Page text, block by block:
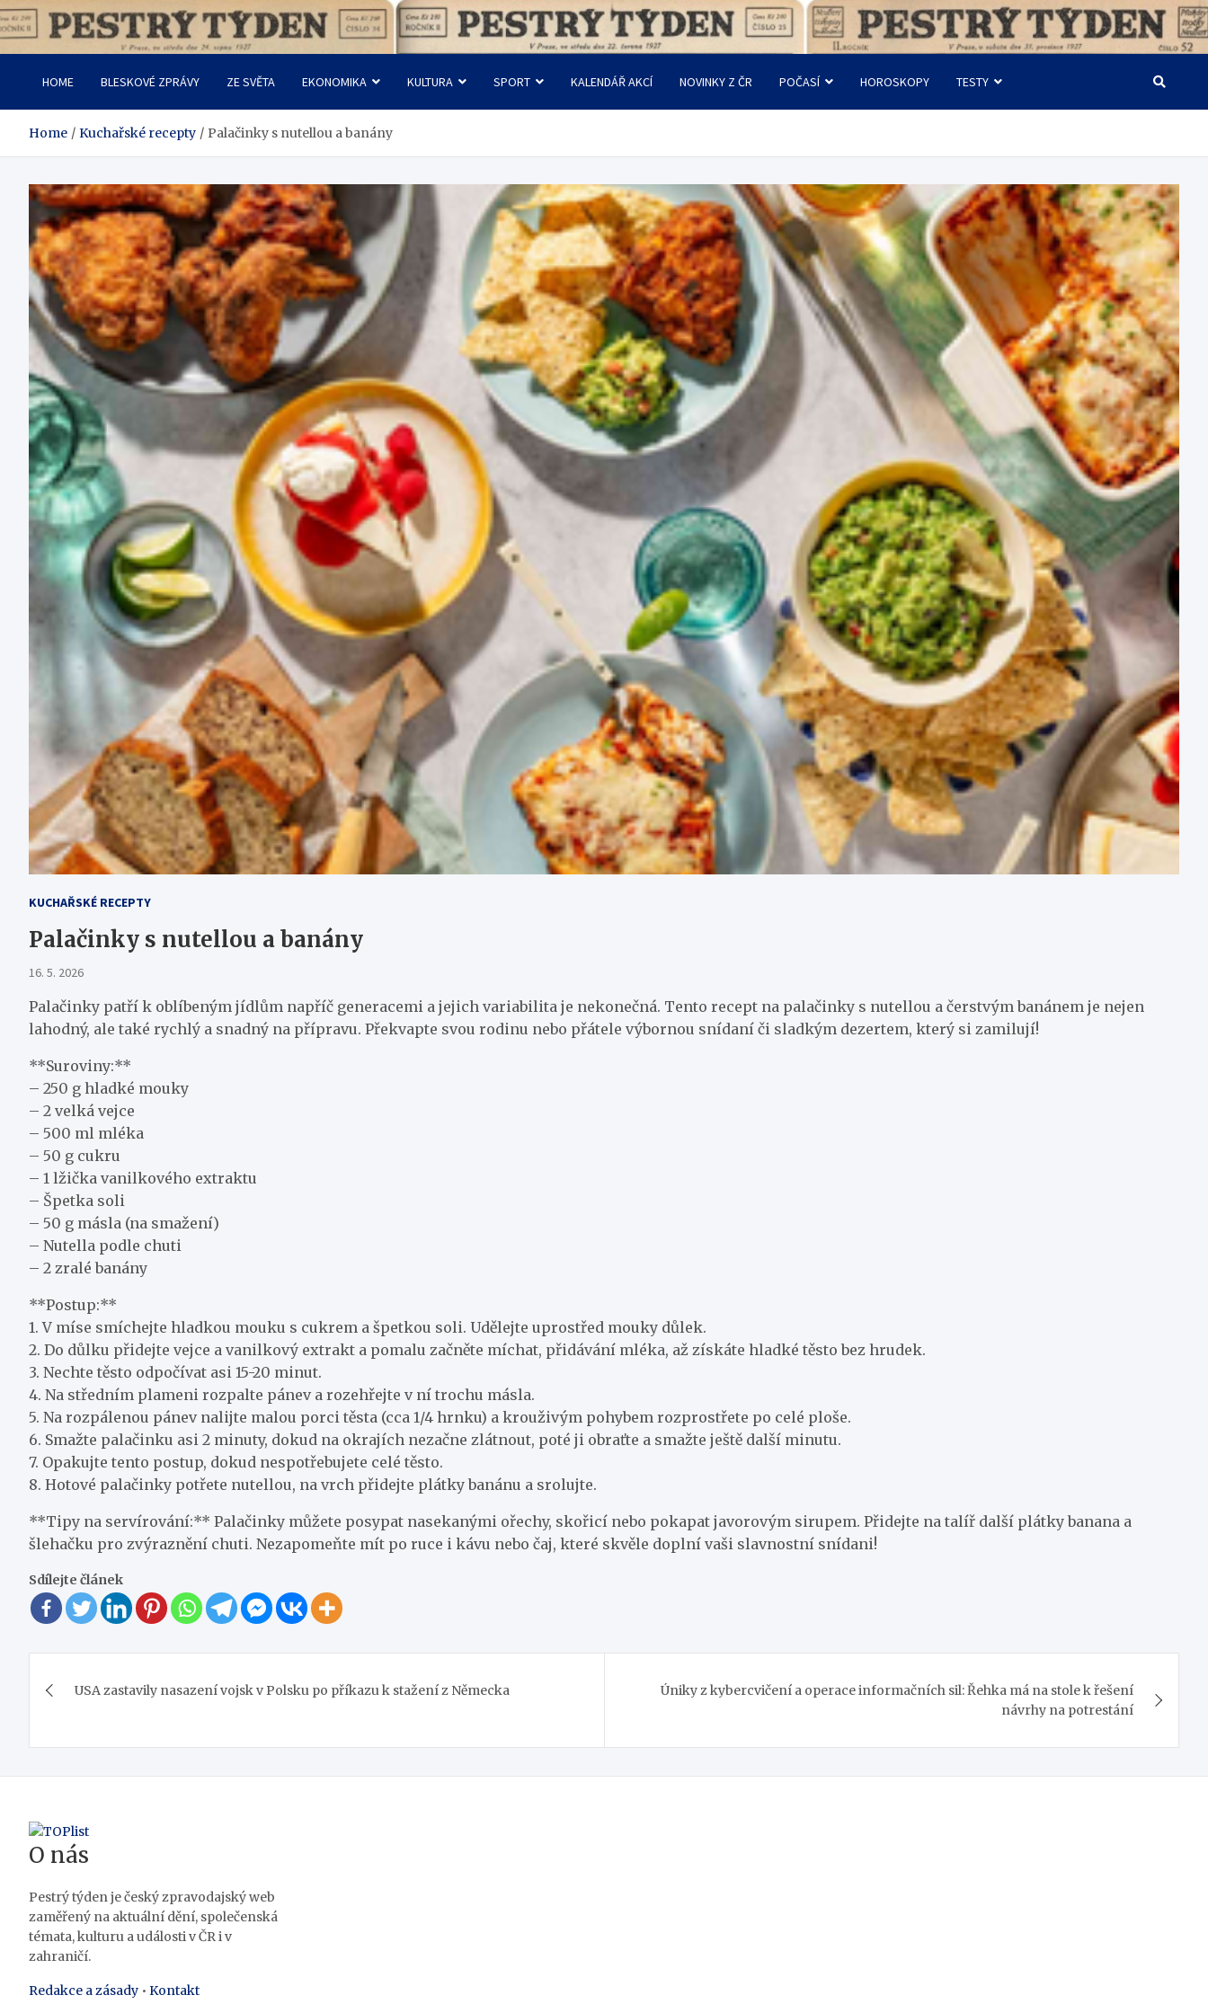
Skip
to
Pestrý Týden
HOME BLESKOVÉ ZPRÁVY ZE SVĚTA EKONOMIKA KULTURA SPORT KALENDÁŘ AKCÍ NOVINKY Z ČR POČASÍ HOROSKOPY TESTY
Home Kuchařské recepty Palačinky s nutellou a banány
KUCHAŘSKÉ RECEPTY
Palačinky s nutellou a banány
16. 5. 2026
Palačinky patří k oblíbeným jídlům napříč generacemi a jejich variabilita je nekonečná. Tento recept na palačinky s nutellou a čerstvým banánem je nejen
lahodný, ale také rychlý a snadný na přípravu. Překvapte svou rodinu nebo přátele výbornou snídaní či sladkým dezertem, který si zamilují!
**Suroviny:**
– 250 g hladké mouky
– 2 velká vejce
– 500 ml mléka
– 50 g cukru
– 1 lžička vanilkového extraktu
– Špetka soli
– 50 g másla (na smažení)
– Nutella podle chuti
– 2 zralé banány
**Postup:**
1. V míse smíchejte hladkou mouku s cukrem a špetkou soli. Udělejte uprostřed mouky důlek.
2. Do důlku přidejte vejce a vanilkový extrakt a pomalu začněte míchat, přidávání mléka, až získáte hladké těsto bez hrudek.
3. Nechte těsto odpočívat asi 15-20 minut.
4. Na středním plameni rozpalte pánev a rozehřejte v ní trochu másla.
5. Na rozpálenou pánev nalijte malou porci těsta (cca 1/4 hrnku) a krouživým pohybem rozprostřete po celé ploše.
6. Smažte palačinku asi 2 minuty, dokud na okrajích nezačne zlátnout, poté ji obraťte a smažte ještě další minutu.
7. Opakujte tento postup, dokud nespotřebujete celé těsto.
8. Hotové palačinky potřete nutellou, na vrch přidejte plátky banánu a srolujte.
**Tipy na servírování:** Palačinky můžete posypat nasekanými ořechy, skořicí nebo pokapat javorovým sirupem. Přidejte na talíř další plátky banana a
šlehačku pro zvýraznění chuti. Nezapomeňte mít po ruce i kávu nebo čaj, které skvěle doplní vaši slavnostní snídani!
Sdílejte článek
pro
příspěvek
USA zastavily nasazení vojsk v Polsku po příkazu k stažení z Německa
Úniky z kybercvičení a operace informačních sil: Řehka má na stole k řešení
návrhy na potrestání
O nás
Pestrý týden je český zpravodajský web
zaměřený na aktuální dění, společenská
témata, kulturu a události v ČR i v
zahraničí.
Redakce a zásady • Kontakt